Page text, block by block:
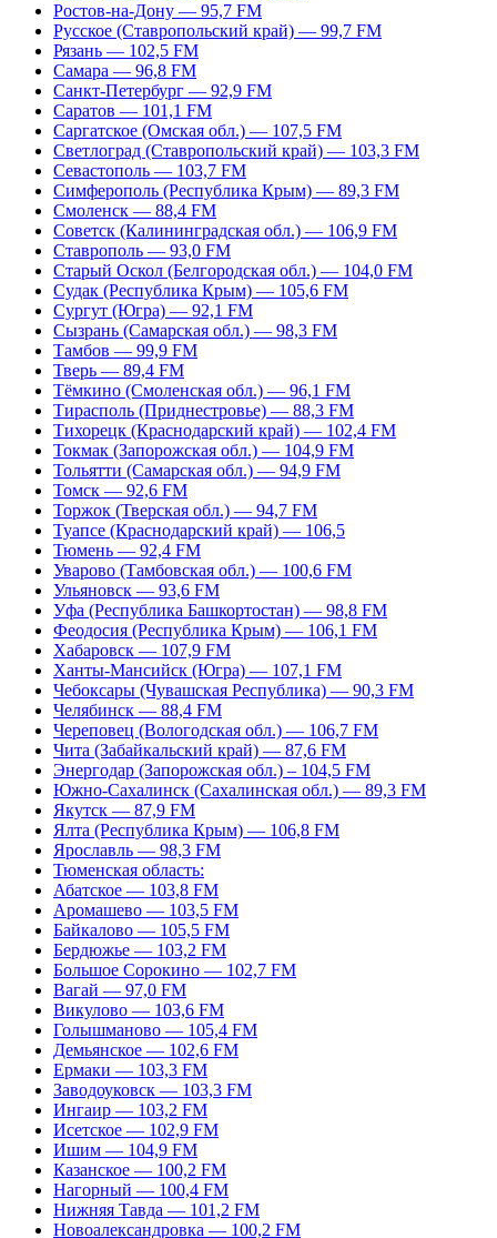
Ростов-на-Дону — 95,7 FM
Русское (Ставропольский край) — 99,7 FM
Рязань — 102,5 FM
Самара — 96,8 FM
Санкт-Петербург — 92,9 FM
Саратов — 101,1 FM
Саргатское (Омская обл.) — 107,5 FM
Светлоград (Ставропольский край) — 103,3 FM
Севастополь — 103,7 FM
Симферополь (Республика Крым) — 89,3 FM
Смоленск — 88,4 FM
Советск (Калининградская обл.) — 106,9 FM
Ставрополь — 93,0 FM
Старый Оскол (Белгородская обл.) — 104,0 FM
Судак (Республика Крым) — 105,6 FM
Сургут (Югра) — 92,1 FM
Сызрань (Самарская обл.) — 98,3 FM
Тамбов — 99,9 FM
Тверь — 89,4 FM
Тёмкино (Смоленская обл.) — 96,1 FM
Тирасполь (Приднестровье) — 88,3 FM
Тихорецк (Краснодарский край) — 102,4 FM
Токмак (Запорожская обл.) — 104,9 FM
Тольятти (Самарская обл.) — 94,9 FM
Томск — 92,6 FM
Торжок (Тверская обл.) — 94,7 FM
Туапсе (Краснодарский край) — 106,5
Тюмень — 92,4 FM
Уварово (Тамбовская обл.) — 100,6 FM
Ульяновск — 93,6 FM
Уфа (Республика Башкортостан) — 98,8 FM
Феодосия (Республика Крым) — 106,1 FM
Хабаровск — 107,9 FM
Ханты-Мансийск (Югра) — 107,1 FM
Чебоксары (Чувашская Республика) — 90,3 FM
Челябинск — 88,4 FM
Череповец (Вологодская обл.) — 106,7 FM
Чита (Забайкальский край) — 87,6 FM
Энергодар (Запорожская обл.) – 104,5 FM
Южно-Сахалинск (Сахалинская обл.) — 89,3 FM
Якутск — 87,9 FM
Ялта (Республика Крым) — 106,8 FM
Ярославль — 98,3 FM
Тюменская область:
Абатское — 103,8 FM
Аромашево — 103,5 FM
Байкалово — 105,5 FM
Бердюжье — 103,2 FM
Большое Сорокино — 102,7 FM
Вагай — 97,0 FM
Викулово — 103,6 FM
Голышманово — 105,4 FM
Демьянское — 102,6 FM
Ермаки — 103,3 FM
Заводоуковск — 103,3 FM
Ингаир — 103,2 FM
Исетское — 102,9 FM
Ишим — 104,9 FM
Казанское — 100,2 FM
Нагорный — 100,4 FM
Нижняя Тавда — 101,2 FM
Новоалександровка — 100,2 FM